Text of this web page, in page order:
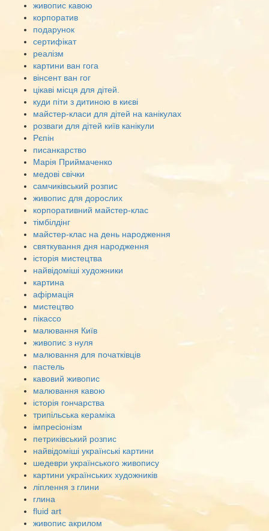
живопис кавою
корпоратив
подарунок
сертифікат
реалізм
картини ван гога
вінсент ван гог
цікаві місця для дітей.
куди піти з дитиною в києві
майстер-класи для дітей на канікулах
розваги для дітей київ канікули
Рєпін
писанкарство
Марія Приймаченко
медові свічки
самчиківський розпис
живопис для дорослих
корпоративний майстер-клас
тімбілдінг
майстер-клас на день народження
святкування дня народження
історія мистецтва
найвідоміші художники
картина
афірмація
мистецтво
пікассо
малювання Київ
живопис з нуля
малювання для початківців
пастель
кавовий живопис
малювання кавою
історія гончарства
трипільська кераміка
імпресіонізм
петриківський розпис
найвідоміші українські картини
шедеври українського живопису
картини українських художників
ліплення з глини
глина
fluid art
живопис акрилом